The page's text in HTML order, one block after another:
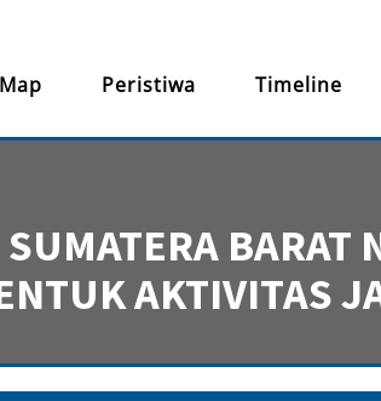
Peristiwa Timeline
AKTIVITAS